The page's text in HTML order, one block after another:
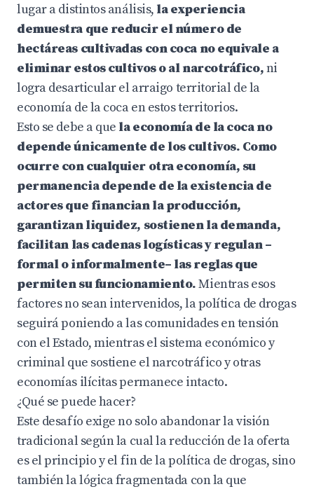
lugar a distintos análisis, la experiencia
demuestra que reducir el número de
hectáreas cultivadas con coca no equivale a
eliminar estos cultivos o al narcotráfico,ni
logra desarticular el arraigo territorial de la
economía de la coca en estos territorios.
Esto se debe a que la economía de la coca no
depende únicamente de los cultivos. Como
ocurre con cualquier otra economía, su
permanencia depende de la existencia de
actores que financian la producción,
garantizan liquidez, sostienen la demanda,
facilitan las cadenas logísticas y regulan –
formal o informalmente– las reglas que
permiten su funcionamiento.Mientras esos
factores no sean intervenidos, la política de drogas
seguirá poniendo a las comunidades en tensión
con el Estado, mientras el sistema económico y
criminal que sostiene el narcotráfico y otras
economías ilícitas permanece intacto.
¿Qué se puede hacer?
Este desafío exige no solo abandonar la visión
tradicional según la cual la reducción de la oferta
es el principio y el fin de la política de drogas, sino
también la lógica fragmentada con la que